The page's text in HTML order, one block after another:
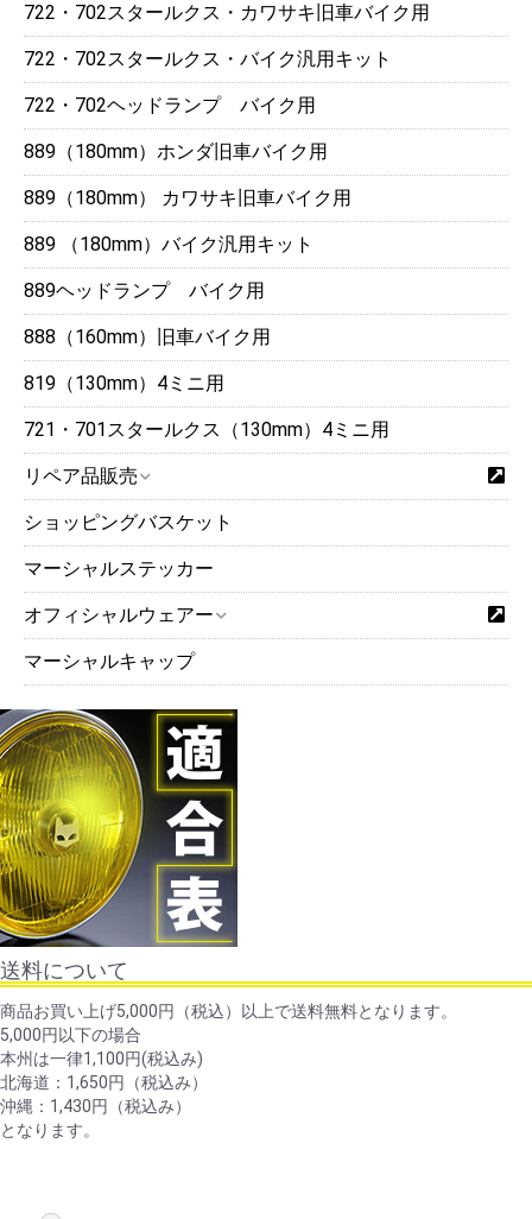
722・702スタールクス・カワサキ旧車バイク用
722・702スタールクス・バイク汎用キット
722・702ヘッドランプ バイク用
889（180mm）ホンダ旧車バイク用
889（180mm） カワサキ旧車バイク用
889 （180mm）バイク汎用キット
889ヘッドランプ バイク用
888（160mm）旧車バイク用
819（130mm）4ミニ用
721・701スタールクス（130mm）4ミニ用
リペア品販売
ショッピングバスケット
マーシャルステッカー
オフィシャルウェアー
マーシャルキャップ
送料について
商品お買い上げ5,000円（税込）以上で送料無料となります。
5,000円以下の場合
本州は一律1,100円(税込み)
北海道：1,650円（税込み）
沖縄：1,430円（税込み）
となります。